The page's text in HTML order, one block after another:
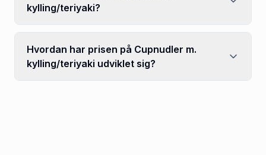
kylling/teriyaki?
Hvordan har prisen på Cupnudler m.
kylling/teriyaki udviklet sig?